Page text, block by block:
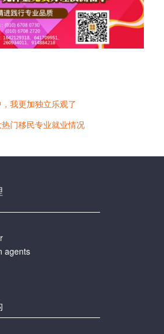
我更加独立乐观了
门移民专业就业情况
agents